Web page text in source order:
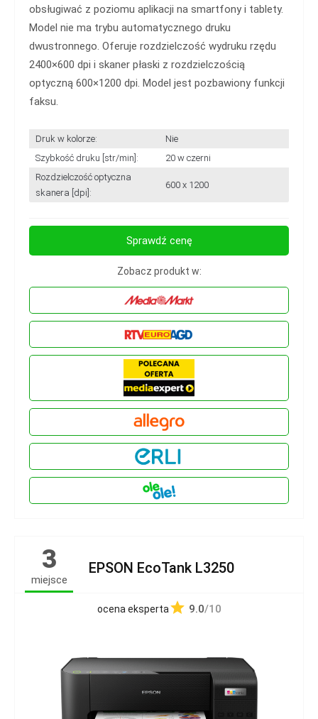
obsługiwać z poziomu aplikacji na smartfony i tablety.
Model nie ma trybu automatycznego druku
dwustronnego. Oferuje rozdzielczość wydruku rzędu
2400×600 dpi i skaner płaski z rozdzielczością
optyczną 600×1200 dpi. Model jest pozbawiony funkcji
faksu.
Druk w kolorze:
Nie
Szybkość druku [str/min]:
20 w czerni
Rozdzielczość optyczna
skanera [dpi]:
600 x 1200
Sprawdź cenę
Zobacz produkt w:
3
miejsce
EPSON EcoTank L3250
ocena eksperta 9.0/10